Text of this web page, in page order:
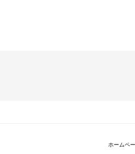
ホームペ